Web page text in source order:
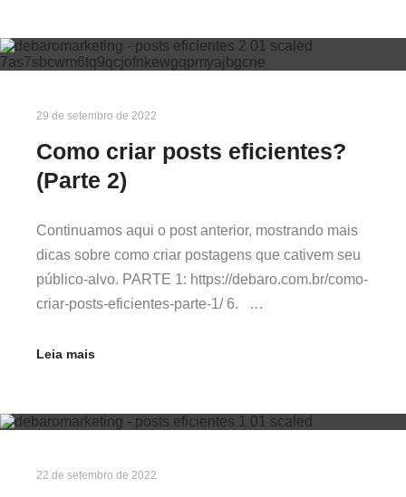
29 de setembro de 2022
Como criar posts eficientes?
(Parte 2)
Continuamos aqui o post anterior, mostrando mais
dicas sobre como criar postagens que cativem seu
público-alvo. PARTE 1: https://debaro.com.br/como-
criar-posts-eficientes-parte-1/ 6. …
Leia mais
22 de setembro de 2022